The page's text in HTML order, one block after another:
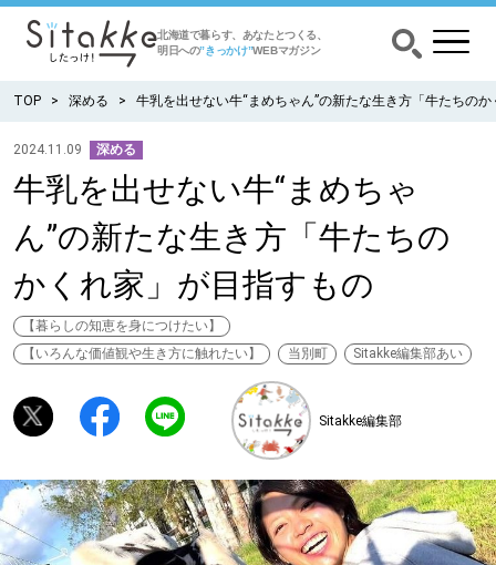
北海道で暮らす、あなたとつくる、
明日への”きっかけ”WEBマガジン
CATEGORY カテゴリー
食べる
出かける
みがく
育む
深める
TOP 深める 牛乳を出せない牛“まめちゃん”の新たな生き方「牛たちの
2024.11.09 深める
牛乳を出せない牛“まめちゃ
ん”の新たな生き方「牛たちの
かくれ家」が目指すもの
【暮らしの知恵を身につけたい】
【いろんな価値観や生き方に触れたい】
当別町 Sitakke編集部あい
Sitakke編集部